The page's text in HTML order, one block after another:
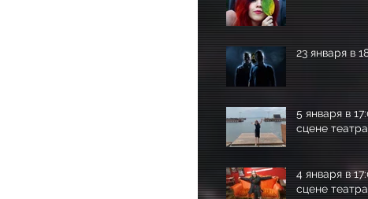
23 января в
5 января в
сцене
4 января в
сцене